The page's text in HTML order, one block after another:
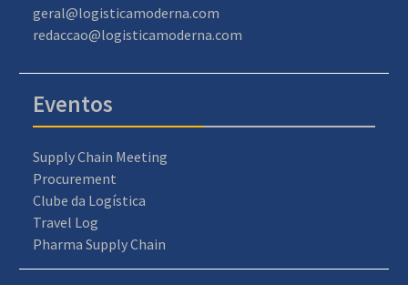
geral@logisticamoderna.com
redaccao@logisticamoderna.com
Eventos
Supply Chain Meeting
Procurement
Clube da Logística
Travel Log
Pharma Supply Chain